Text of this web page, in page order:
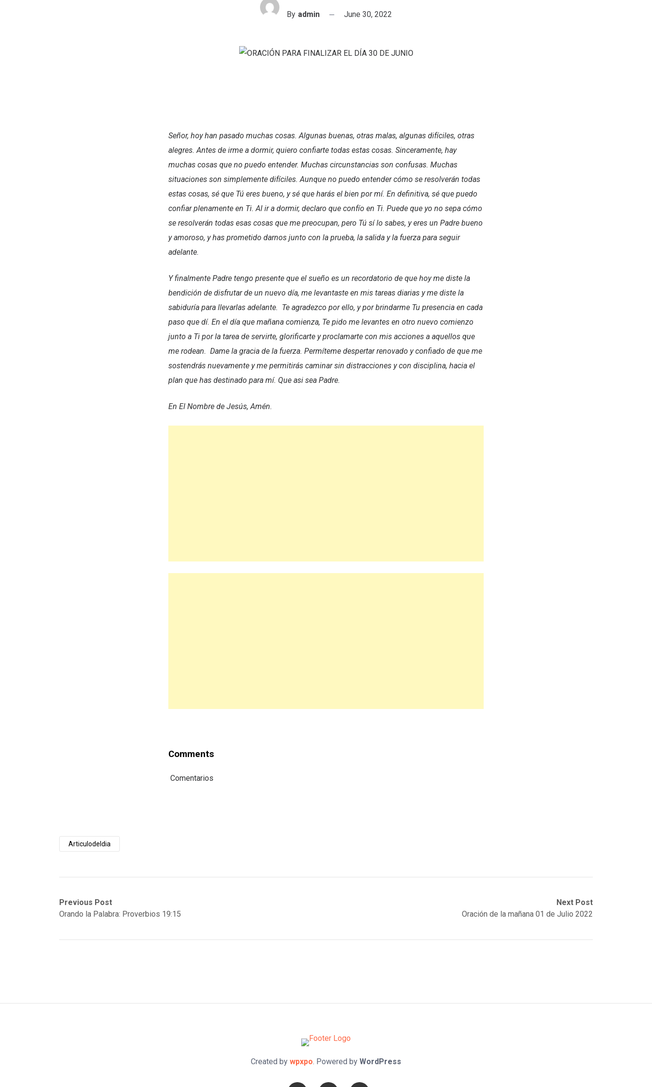
By admin June 30, 2022
Señor, hoy han pasado muchas cosas. Algunas buenas, otras malas, algunas difíciles, otras
alegres. Antes de irme a dormir, quiero confiarte todas estas cosas. Sinceramente, hay
muchas cosas que no puedo entender. Muchas circunstancias son confusas. Muchas
situaciones son simplemente difíciles. Aunque no puedo entender cómo se resolverán todas
estas cosas, sé que Tú eres bueno, y sé que harás el bien por mí. En definitiva, sé que puedo
confiar plenamente en Ti. Al ir a dormir, declaro que confío en Ti. Puede que yo no sepa cómo
se resolverán todas esas cosas que me preocupan, pero Tú sí lo sabes, y eres un Padre bueno
y amoroso, y has prometido darnos junto con la prueba, la salida y la fuerza para seguir
adelante.
Y finalmente Padre tengo presente que el sueño es un recordatorio de que hoy me diste la
bendición de disfrutar de un nuevo día, me levantaste en mis tareas diarias y me diste la
sabiduría para llevarlas adelante. Te agradezco por ello, y por brindarme Tu presencia en cada
paso que dí. En el día que mañana comienza, Te pido me levantes en otro nuevo comienzo
junto a Ti por la tarea de servirte, glorificarte y proclamarte con mis acciones a aquellos que
me rodean. Dame la gracia de la fuerza. Permíteme despertar renovado y confiado de que me
sostendrás nuevamente y me permitirás caminar sin distracciones y con disciplina, hacia el
plan que has destinado para mí. Que asi sea Padre.
En El Nombre de Jesús, Amén.
Comments
Comentarios
Articulodeldia
Previous Post
Orando la Palabra: Proverbios 19:15
Next Post
Oración de la mañana 01 de Julio 2022
Created by wpxpo. Powered by WordPress